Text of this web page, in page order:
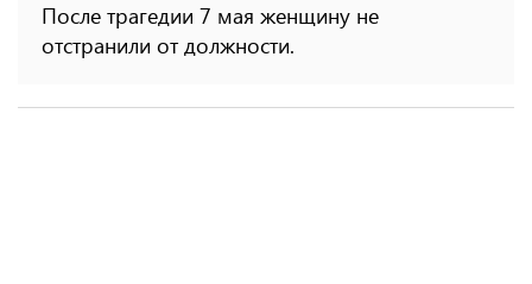
После трагедии 7 мая женщину не
отстранили от должности.